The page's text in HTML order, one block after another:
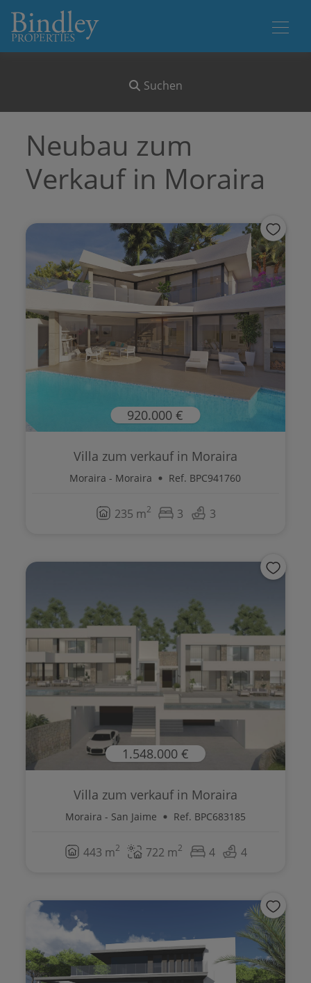
Suchen
Neubau zum
Verkauf in Moraira
920.000 €
Villa zum verkauf in Moraira
Moraira - Moraira Ref. BPC941760
235 m2 3 3
1.548.000 €
Villa zum verkauf in Moraira
Moraira - San Jaime Ref. BPC683185
443 m2 722 m2 4 4